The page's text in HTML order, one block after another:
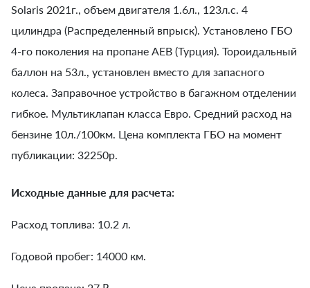
Solaris 2021г., объем двигателя 1.6л., 123л.с. 4
цилиндра (Распределенный впрыск). Установлено ГБО
4-го поколения на пропане AEB (Турция). Тороидальный
баллон на 53л., установлен вместо для запасного
колеса. Заправочное устройство в багажном отделении
гибкое. Мультиклапан класса Евро. Средний расход на
бензине 10л./100км. Цена комплекта ГБО на момент
публикации: 32250р.
Исходные данные для расчета:
Расход топлива: 10.2 л.
Годовой пробег: 14000 км.